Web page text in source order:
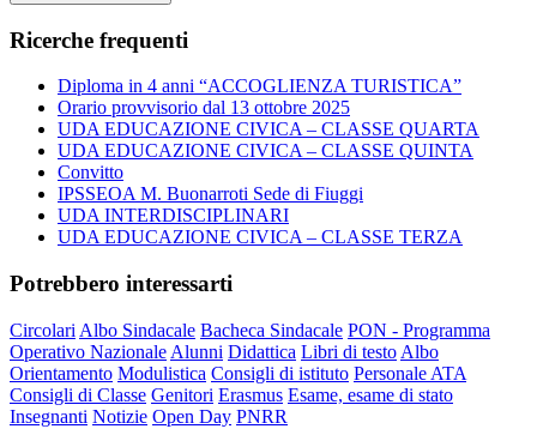
Ricerche frequenti
Diploma in 4 anni “ACCOGLIENZA TURISTICA”
Orario provvisorio dal 13 ottobre 2025
UDA EDUCAZIONE CIVICA – CLASSE QUARTA
UDA EDUCAZIONE CIVICA – CLASSE QUINTA
Convitto
IPSSEOA M. Buonarroti Sede di Fiuggi
UDA INTERDISCIPLINARI
UDA EDUCAZIONE CIVICA – CLASSE TERZA
Potrebbero interessarti
Circolari Albo Sindacale Bacheca Sindacale PON - Programma
Operativo Nazionale Alunni Didattica Libri di testo Albo
Orientamento Modulistica Consigli di istituto Personale ATA
Consigli di Classe Genitori Erasmus Esame, esame di stato
Insegnanti Notizie Open Day PNRR